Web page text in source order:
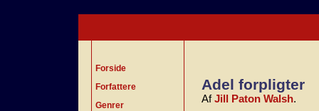
Forside
Forfattere
Genrer
Adel forpligter
AfJill Paton Walsh.